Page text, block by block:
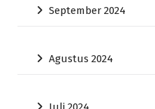
September 2024
Agustus 2024